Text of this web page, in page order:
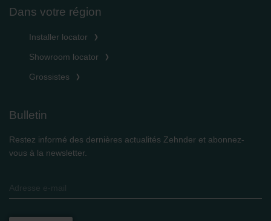
Dans votre région
Installer locator
Showroom locator
Grossistes
Bulletin
Restez informé des dernières actualités Zehnder et abonnez-
vous à la newsletter.